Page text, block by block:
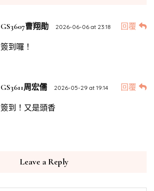
GS3607曹翔勛 2026-06-06 at 23:18 回覆
簽到囉！
GS3611周宏儒 2026-05-29 at 19:14 回覆
簽到！又是頭香
Leave a Reply